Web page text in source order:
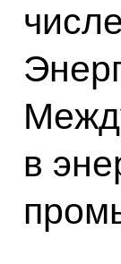
в